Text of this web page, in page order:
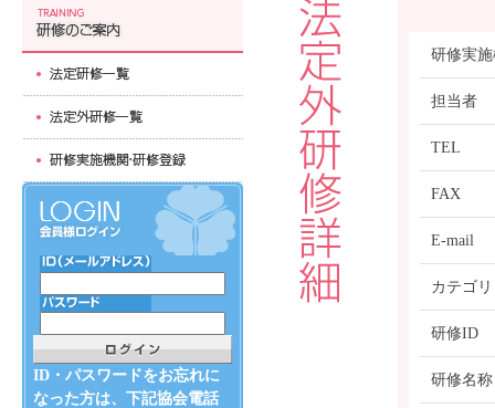
ID・パスワードをお忘れに
なった方は、下記協会電話
研修実
担当者
TEL
FAX
E-mail
カテゴリ
研修ID
研修名称